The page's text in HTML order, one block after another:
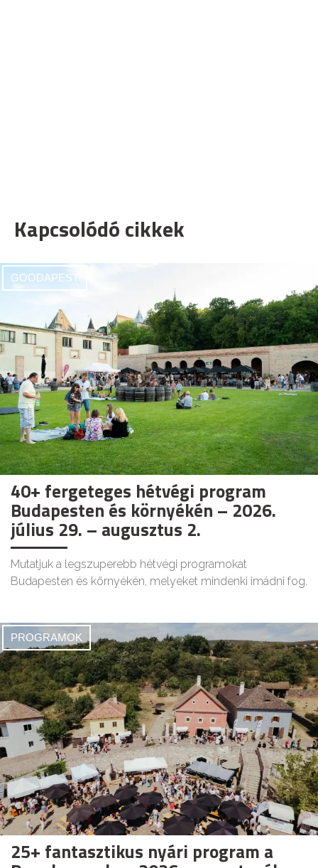
Kapcsolódó cikkek
GOODAPEST
40+ fergeteges hétvégi program
Budapesten és környékén – 2026.
július 29. – augusztus 2.
Mutatjuk a legszuperebb hétvégi programokat
Budapesten és környékén, melyeket mindenki imádni fog.
PROGRAMOK
25+ fantasztikus nyári program a